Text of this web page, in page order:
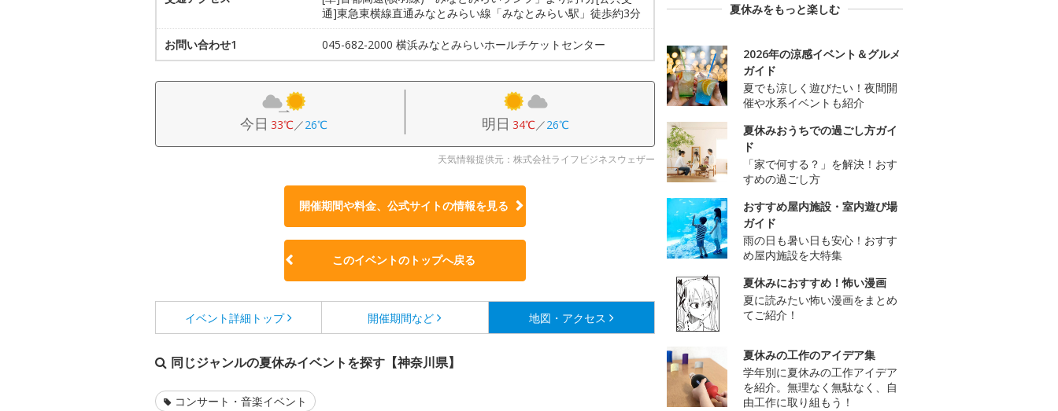
通]東急東横線直通みなとみらい線「みなとみらい駅」徒歩約3分
お問い合わせ1 045-682-2000 横浜みなとみらいホールチケットセンター
今日 33℃／26℃ 明日 34℃／26℃
天気情報提供元：株式会社ライフビジネスウェザー
開催期間や料金、公式サイトの情報を見る
このイベントのトップへ戻る
イベント詳細 トップ 開催期間など 地図・アクセス
同じジャンルの夏休みイベントを探す【神奈川県】
コンサート・音楽イベント
夏休みをもっと楽しむ
2026年の涼感イベント＆グルメ
ガイド
夏でも涼しく遊びたい！夜間開
催や水系イベントも紹介
夏休みおうちでの過ごし方ガイ
ド
「家で何する？」を解決！おす
すめの過ごし方
おすすめ屋内施設・室内遊び場
ガイド
雨の日も暑い日も安心！おすす
め屋内施設を大特集
夏休みにおすすめ！怖い漫画
夏に読みたい怖い漫画をまとめ
てご紹介！
夏休みの工作のアイデア集
学年別に夏休みの工作アイデア
を紹介。無理なく無駄なく、自
由工作に取り組もう！